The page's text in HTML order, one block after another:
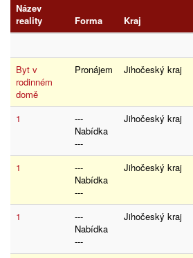
Název
reality
Forma Kraj
Byt v
rodinném
domě
Pronájem Jihočeský kraj
1
---
Nabídka
---
Jihočeský kraj
1
---
Nabídka
---
Jihočeský kraj
1
---
Nabídka
---
Jihočeský kraj